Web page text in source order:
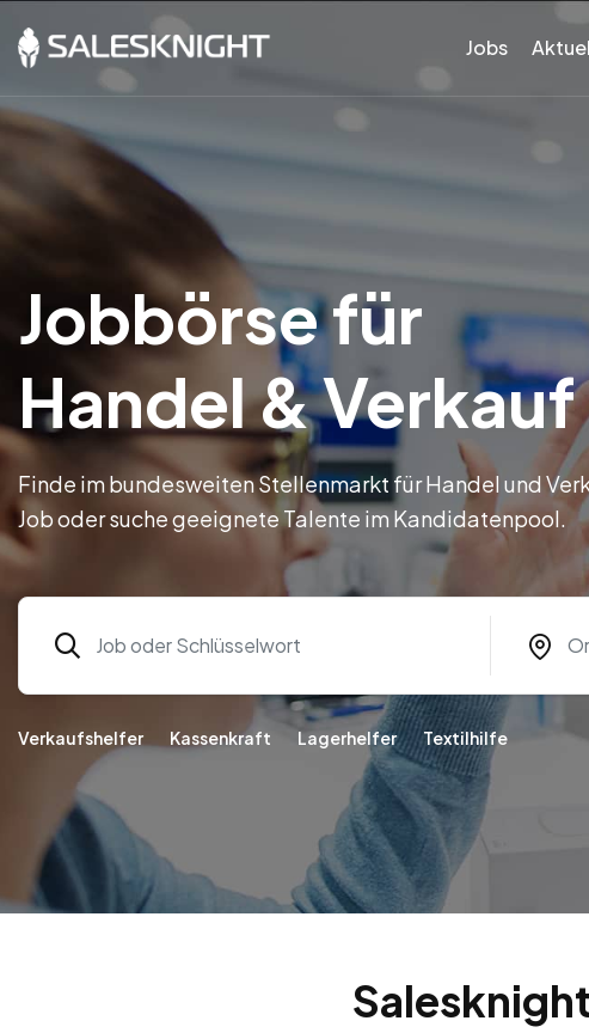
Jobs
Jobbörse für
Handel & Verkauf
Finde im bundesweiten Stellenmarkt für Handel und
Job oder suche geeignete Talente im Kandidatenpool.
Verkaufshelfer Kassenkraft Lagerhelfer Textilhilfe